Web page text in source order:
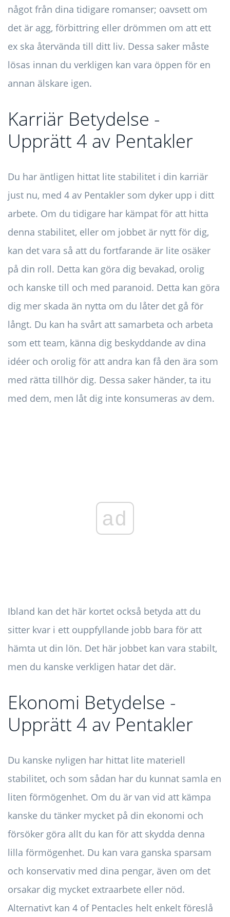
något från dina tidigare romanser; oavsett om
det är agg, förbittring eller drömmen om att ett
ex ska återvända till ditt liv. Dessa saker måste
lösas innan du verkligen kan vara öppen för en
annan älskare igen.
Karriär Betydelse -
Upprätt 4 av Pentakler
Du har äntligen hittat lite stabilitet i din karriär
just nu, med 4 av Pentakler som dyker upp i ditt
arbete. Om du tidigare har kämpat för att hitta
denna stabilitet, eller om jobbet är nytt för dig,
kan det vara så att du fortfarande är lite osäker
på din roll. Detta kan göra dig bevakad, orolig
och kanske till och med paranoid. Detta kan göra
dig mer skada än nytta om du låter det gå för
långt. Du kan ha svårt att samarbeta och arbeta
som ett team, känna dig beskyddande av dina
idéer och orolig för att andra kan få den ära som
med rätta tillhör dig. Dessa saker händer, ta itu
med dem, men låt dig inte konsumeras av dem.
ad
Ibland kan det här kortet också betyda att du
sitter kvar i ett ouppfyllande jobb bara för att
hämta ut din lön. Det här jobbet kan vara stabilt,
men du kanske verkligen hatar det där.
Ekonomi Betydelse -
Upprätt 4 av Pentakler
Du kanske nyligen har hittat lite materiell
stabilitet, och som sådan har du kunnat samla en
liten förmögenhet. Om du är van vid att kämpa
kanske du tänker mycket på din ekonomi och
försöker göra allt du kan för att skydda denna
lilla förmögenhet. Du kan vara ganska sparsam
och konservativ med dina pengar, även om det
orsakar dig mycket extraarbete eller nöd.
Alternativt kan 4 of Pentacles helt enkelt föreslå